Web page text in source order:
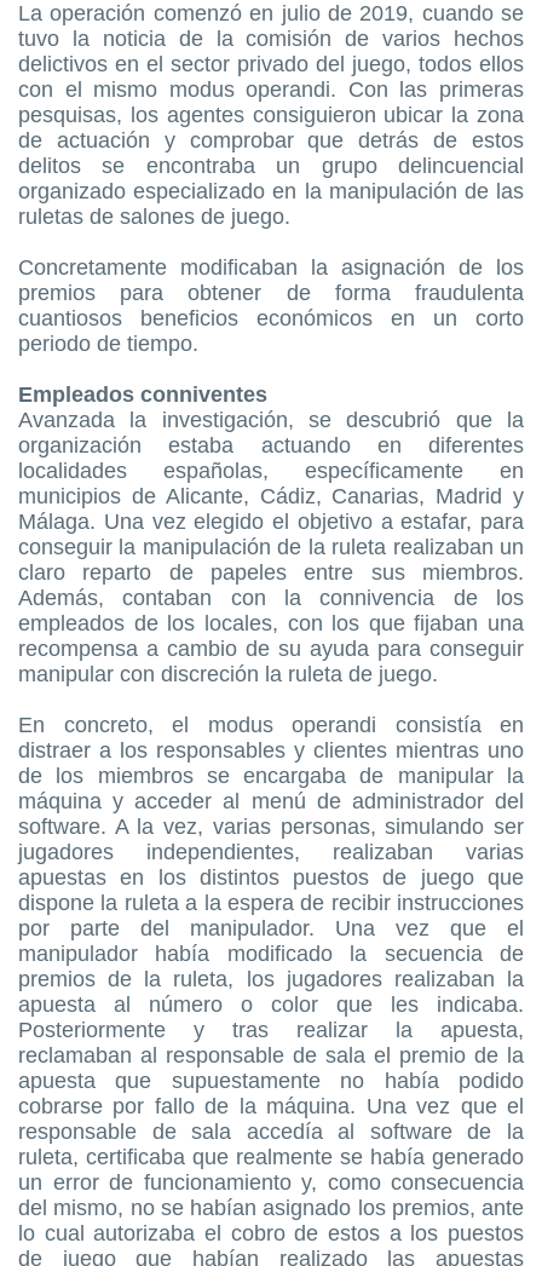
La operación comenzó en julio de 2019, cuando se
tuvo la noticia de la comisión de varios hechos
delictivos en el sector privado del juego, todos ellos
con el mismo modus operandi. Con las primeras
pesquisas, los agentes consiguieron ubicar la zona
de actuación y comprobar que detrás de estos
delitos se encontraba un grupo delincuencial
organizado especializado en la manipulación de las
ruletas de salones de juego.
Concretamente modificaban la asignación de los
premios para obtener de forma fraudulenta
cuantiosos beneficios económicos en un corto
periodo de tiempo.
Empleados conniventes
Avanzada la investigación, se descubrió que la
organización estaba actuando en diferentes
localidades españolas, específicamente en
municipios de Alicante, Cádiz, Canarias, Madrid y
Málaga. Una vez elegido el objetivo a estafar, para
conseguir la manipulación de la ruleta realizaban un
claro reparto de papeles entre sus miembros.
Además, contaban con la connivencia de los
empleados de los locales, con los que fijaban una
recompensa a cambio de su ayuda para conseguir
manipular con discreción la ruleta de juego.
En concreto, el modus operandi consistía en
distraer a los responsables y clientes mientras uno
de los miembros se encargaba de manipular la
máquina y acceder al menú de administrador del
software. A la vez, varias personas, simulando ser
jugadores independientes, realizaban varias
apuestas en los distintos puestos de juego que
dispone la ruleta a la espera de recibir instrucciones
por parte del manipulador. Una vez que el
manipulador había modificado la secuencia de
premios de la ruleta, los jugadores realizaban la
apuesta al número o color que les indicaba.
Posteriormente y tras realizar la apuesta,
reclamaban al responsable de sala el premio de la
apuesta que supuestamente no había podido
cobrarse por fallo de la máquina. Una vez que el
responsable de sala accedía al software de la
ruleta, certificaba que realmente se había generado
un error de funcionamiento y, como consecuencia
del mismo, no se habían asignado los premios, ante
lo cual autorizaba el cobro de estos a los puestos
de juego que habían realizado las apuestas